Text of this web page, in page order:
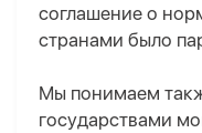
соглашение о
странами было
Мы понимаем
государствами